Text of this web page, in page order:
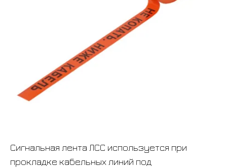
Сигнальная лента ЛСС используется при
прокладке кабельных линий под